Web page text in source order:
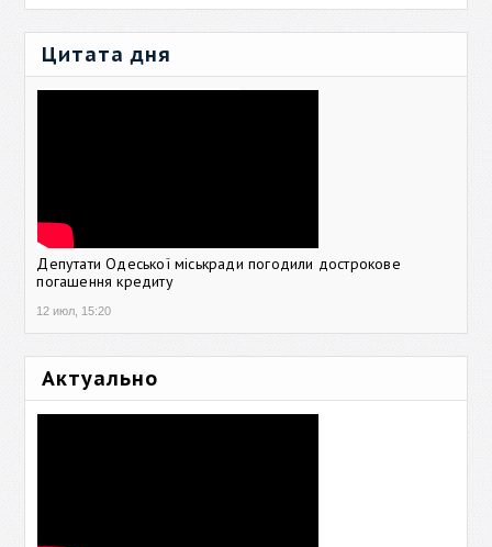
Цитата дня
Депутати Одеської міськради погодили дострокове
погашення кредиту
12 июл, 15:20
Актуально